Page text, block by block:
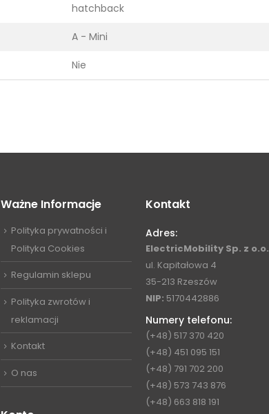
hatchback
A - Mini
Nie
Ważne Informacje
Polityka prywatności i
Polityka Cookies
Regulamin sklepu
Polityka zwrotów i
reklamacji
Kontakt
O nas
Kontakt
Adres:
ElectricMobility Sp. z o.o.
ul. Kapitałowa 4
35-213 Rzeszów
NIP: 5170442886
Numery telefonu:
(+48) 517 370 420
(+48) 451 095 151
(+48) 791 702 200
(+48) 573 743 876
(+48) 663 818 191